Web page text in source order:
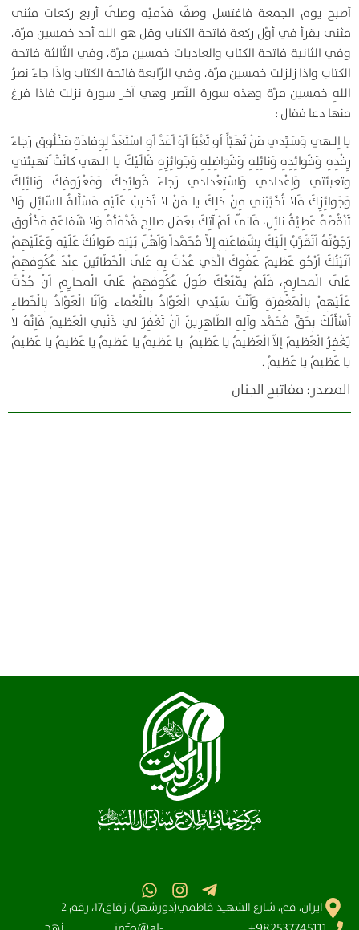
أصبح يوم الجمعة فاغتسل وصفّ قدَميْه وصلّى أربع ركعات مثنى
مثنى يقرأ في أوّل ركعة فاتحة الكتاب وقل هو الله أحد خمسين مرّة،
وفي الثانية فاتحة الكتاب والعاديات خمسين مرّة، وفي الثّالثة فاتحة
الكتاب واذا زلزلت خمسين مرّة، وفي الرّابعة فاتحة الكتاب واذَا جاءَ نصرُ
اللهِ خمسين مرّة وهذه سورة النّصر وهي آخر سورة نزلت فاذا فرغ
منها دعا فقال :
يا اِلـهي وَسَيِّدي مَنْ تَهَيَّأَ أو تَعَّبَأ اَوْ اَعَدَّ اَوِ اسْتَعَدَّ لِوِفادَةِ مَخْلُوق رَجاءَ
رِفْدِهِ وَفَوائِدِهِ وَنائِلِهِ وَفَواضِلِهِ وَجَوائِزِهِ فَاِلَيْكَ يا اِلـهي كانَتْ َتهيئتي
وتعبئتي وَاِعْدادي وَاسْتِعْدادي رَجاءَ فَوائِدِكَ وَمَعْرُوفِكَ وَنائِلِكَ
وَجَوائِزِكَ فَلا تُخَيِّبْني مِنْ ذلِكَ يا مَنْ لا تَخيبُ عَلَيْهِ مَسْأَلةُ السّائِل وَلا
تَنْقُصُهُ عَطِيَّةُ نائِل، فَانّى لَمْ آتِكَ بعَمَل صالِح قَدَّمْتُهُ وَلا شَفاعَةِ مَخْلُوق
رَجَوْتُهُ اَتَقَرَّبُ اِلَيْكَ بِشَفاعَتِهِ إلاّ مُحَمَّداً وَاَهْلَ بَيْتِهِ صَواتُكَ عَلَيْهِ وَعَلَيْهِمْ
اَتَيْتُكَ اَرْجُو عَظيمَ عَفْوِكَ الَّذي عُدْتَ بِهِ عَلَى الْخَطّائينَ عِنْدَ عُكُوفِهِمْ
عَلَى الْمحارِمِ، فَلَمْ يَمْنَعْكَ طُولُ عُكُوفِهِمْ عَلَى الْمحارِمِ اَنْ جُدْتَ
عَلَيْهِمْ بِالْمَغْفِرَةِ وَاَنْتَ سَيِّدي الْعَوّادُ بِالنَّعْماء وَاَنَا الْعَوّادُ بِالْخَطاءِ
أَسْأَلُكَ بِحَقِّ مُحَمَّد وآلِهِ الطّاهِرِينَ اَنْ تَغْفِرَ لي ذَنْبي الْعَظيمَ فَاِنَّهُ لا
يَغْفِرُ الْعَظيمَ إلاّ الْعَظيمُ يا عَظيمُ يا عَظيمُ يا عَظيمُ يا عَظيمُ يا عَظيمُ
يا عَظيمُ يا عَظيمُ .
المصدر: مفاتيح الجنان
ايران، قم، شارع الشهيد فاطمي(دورشهر)، زقاق17، رقم 2